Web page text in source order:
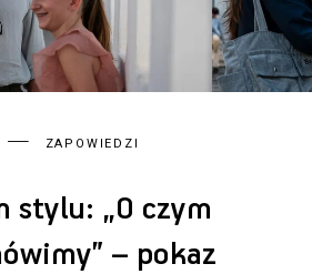
ZAPOWIEDZI
stylu: „O czym
– pokaz